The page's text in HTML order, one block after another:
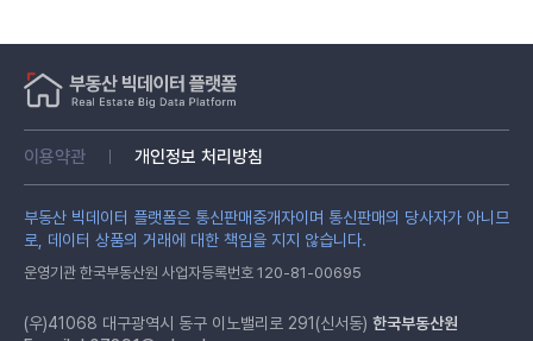
이용약관 개인정보 처리방침
부동산 빅데이터 플랫폼은 통신판매중개자이며 통신판매의 당사자가 아니므
로, 데이터 상품의 거래에 대한 책임을 지지 않습니다.
운영기관 한국부동산원 사업자등록번호 120-81-00695
(우)41068 대구광역시 동구 이노밸리로 291(신서동) 한국부동산원